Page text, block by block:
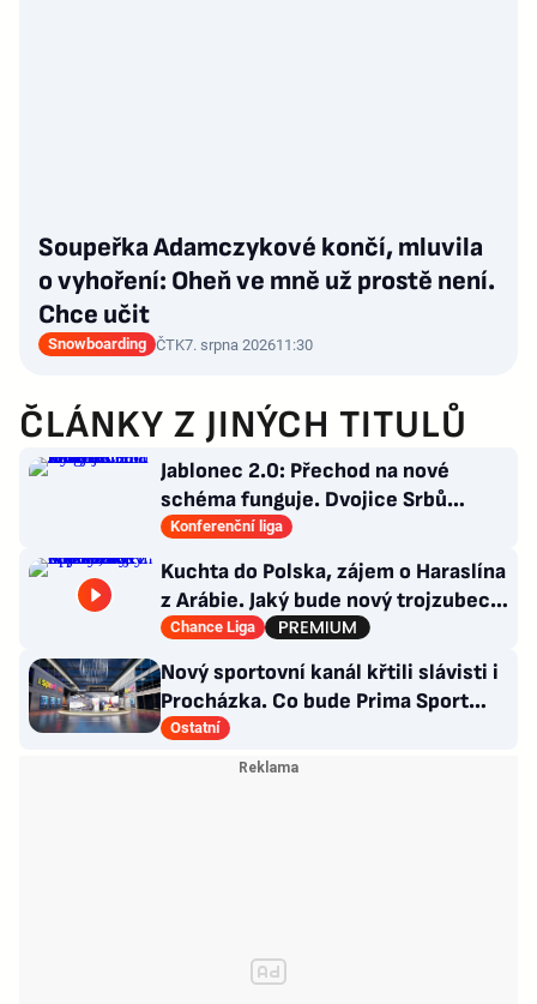
Soupeřka Adamczykové končí, mluvila
o vyhoření: Oheň ve mně už prostě není.
Chce učit
Snowboarding ČTK7. srpna 202611:30
ČLÁNKY Z JINÝCH TITULŮ
Jablonec 2.0: Přechod na nové
schéma funguje. Dvojice Srbů
klíčem k modernímu stylu
Konferenční liga
Kuchta do Polska, zájem o Haraslína
z Arábie. Jaký bude nový trojzubec
Sparty a co kapitánství?
Chance Liga
Nový sportovní kanál křtili slávisti i
Procházka. Co bude Prima Sport
vysílat?
Ostatní